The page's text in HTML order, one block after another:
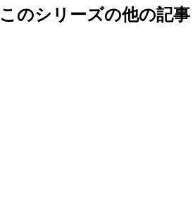
このシリーズの他の記事